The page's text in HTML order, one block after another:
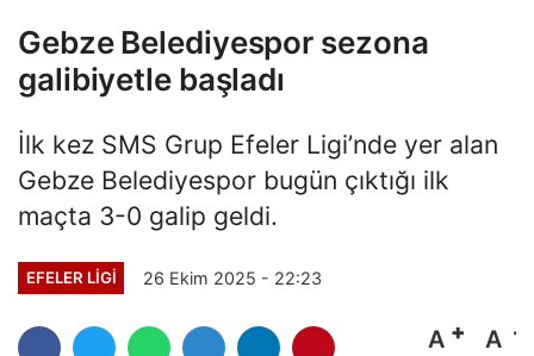
Gebze Belediyespor sezona
galibiyetle başladı
İlk kez SMS Grup Efeler Ligi’nde yer alan
Gebze Belediyespor bugün çıktığı ilk
maçta 3-0 galip geldi.
EFELER LIGI 26 Ekim 2025 - 22:23
A A